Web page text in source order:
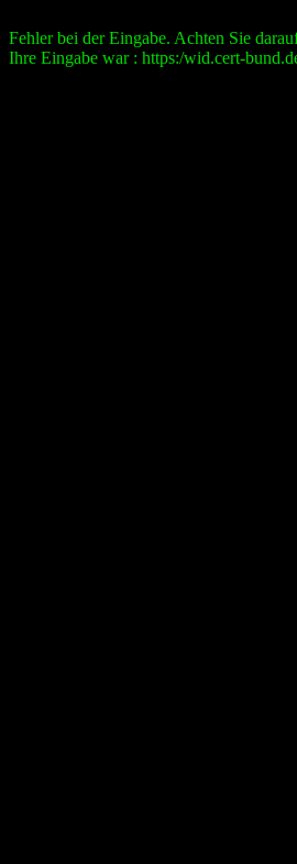
Fehler bei der Eingabe. Achten Sie
Ihre Eingabe war : https:/wid.cert-